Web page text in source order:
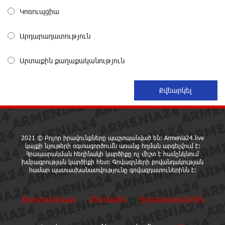
կապված զեղծարարությունների մասին
Վարչության կազմում
«Սմայլ Սվիթ»-ի զարգացման ճանապարհը
Ինչպես է ՔՊ-ն «հարգում» ժողովրդի քվեն.
Մարիաննա Ղահրամանյան
21 ժամ առաջ
Ընդդիմությունը պետք է օր առաջ համախմբվի այս
Կոռուպցիա
Արդարադատություն
Արտաքին քաղաքականություն
2021 © Բոլոր իրավունքները պաշտպանված են: Armenia24.live
կայքի նյութերի օգտագործումն առանց հղման արգելվում է:
Հրապարակման հեղինակի կարծիքը ոչ միշտ է համընկնում
խմբագրության կարծիքի հետ: Գովազդների բովանդակության
համար պատասխանատվությունը գովազդատուներինն է:
Հետադարձ կապ Մեր մասին Գովազդատուներին